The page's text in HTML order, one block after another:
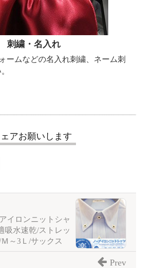
刺繍・名入れ
ームなどの名入れ刺繍、ネーム刺
アお願いします
イロンニットシャ
吸水速乾/ストレッ
Ｍ～3Ｌ/サックス
Prev